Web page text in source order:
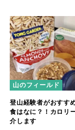
山のフィールド
登山経験者がおすす
食はなに？！カロリ
介します